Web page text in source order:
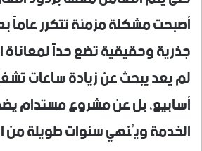
أصبحت مشكلة مزمنة تتكرر عاماً
جذرية وحقيقية تضع حداً
لم يعد يبحث عن زيادة ساعات
أسابيع، بل عن مشروع مستدام
الخدمة ويُنهي سنوات طويلة من